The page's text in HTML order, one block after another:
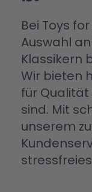
Bei Toys
Auswahl
Klassikern
Wir bieten
für
sind. Mit
unserem